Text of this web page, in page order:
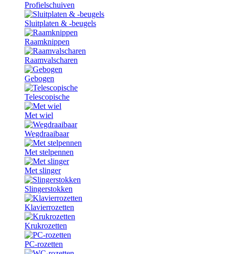
Profielschuiven
Sluitplaten & -beugels
Raamknippen
Raamvalscharen
Gebogen
Telescopische
Met wiel
Wegdraaibaar
Met stelpennen
Met slinger
Slingerstokken
Klavierrozetten
Krukrozetten
PC-rozetten